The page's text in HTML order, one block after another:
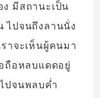
ง มีสถานะเป็น
ไปจนถึงลานนั่ง
าจะเห็นผู้คนมา
ถือหลบแดดอยู่
ปจนพลบค่ำ